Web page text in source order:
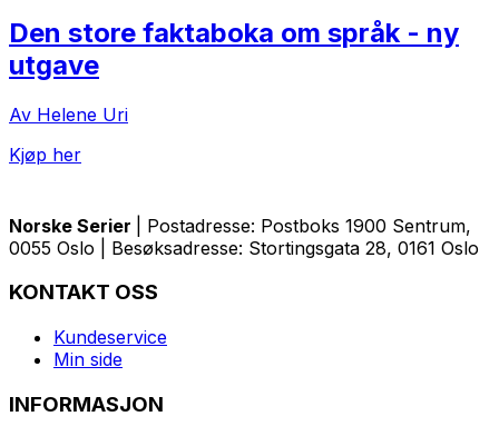
Den store faktaboka om språk - ny
utgave
Av Helene Uri
Kjøp her
Norske Serier
| Postadresse: Postboks 1900 Sentrum,
0055 Oslo | Besøksadresse: Stortingsgata 28, 0161 Oslo
KONTAKT OSS
Kundeservice
Min side
INFORMASJON